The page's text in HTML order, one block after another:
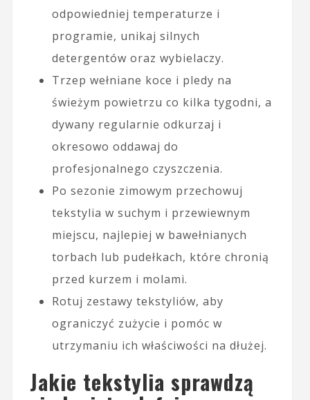
odpowiedniej temperaturze i
programie, unikaj silnych
detergentów oraz wybielaczy.
Trzep wełniane koce i pledy na
świeżym powietrzu co kilka tygodni, a
dywany regularnie odkurzaj i
okresowo oddawaj do
profesjonalnego czyszczenia.
Po sezonie zimowym przechowuj
tekstylia w suchym i przewiewnym
miejscu, najlepiej w bawełnianych
torbach lub pudełkach, które chronią
przed kurzem i molami.
Rotuj zestawy tekstyliów, aby
ograniczyć zużycie i pomóc w
utrzymaniu ich właściwości na dłużej.
Jakie tekstylia sprawdzą